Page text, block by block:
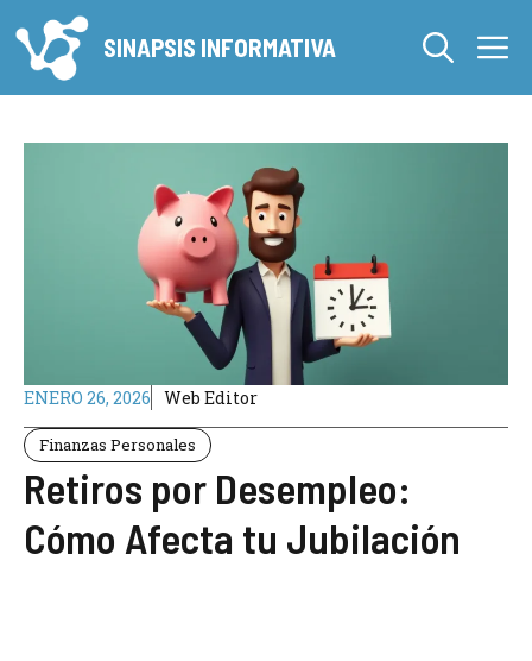
al
contenido
SINAPSIS INFORMATIVA
ENERO 26, 2026 Web Editor
Finanzas Personales
Retiros por Desempleo:
Cómo Afecta tu Jubilación